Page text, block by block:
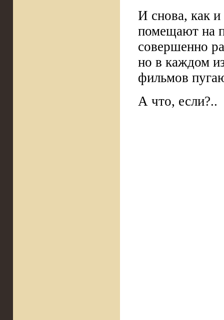
И снова, как
помещают на
совершенно
но в каждом
фильмов
А что, если?..